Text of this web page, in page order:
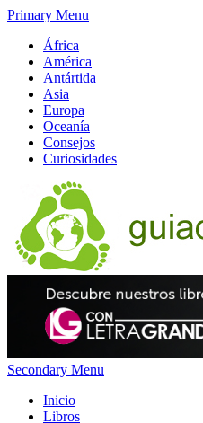
Primary Menu
África
América
Antártida
Asia
Europa
Oceanía
Consejos
Curiosidades
Secondary Menu
Inicio
Libros